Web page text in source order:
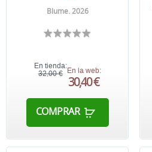
Blume. 2026
En tienda:
32,00 € En la web:
30,40 €
COMPRAR